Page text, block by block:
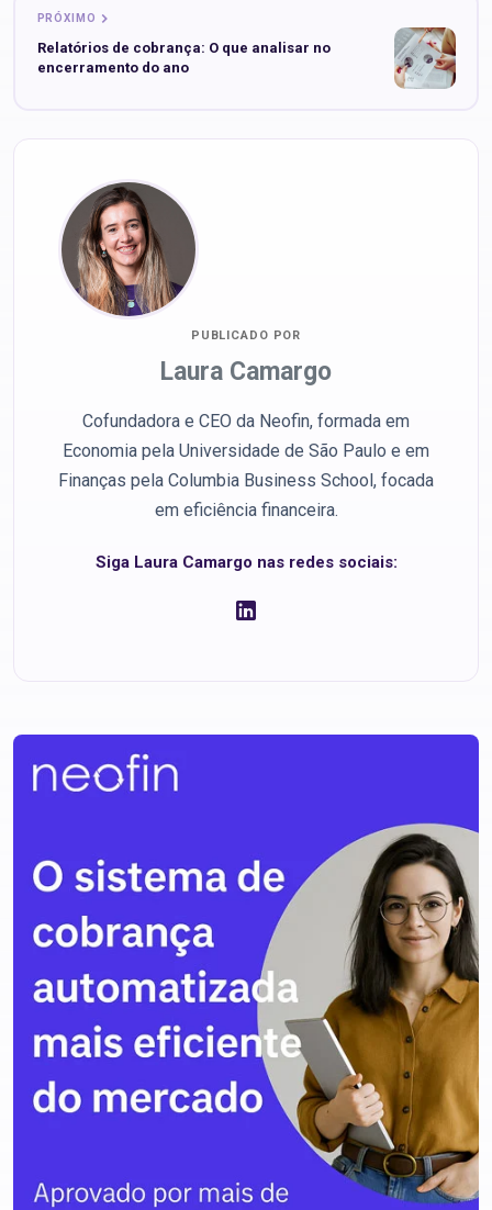
PRÓXIMO
Relatórios de cobrança: O que analisar no
encerramento do ano
PUBLICADO POR
Laura Camargo
Cofundadora e CEO da Neofin, formada em
Economia pela Universidade de São Paulo e em
Finanças pela Columbia Business School, focada
em eficiência financeira.
Siga Laura Camargo nas redes sociais: